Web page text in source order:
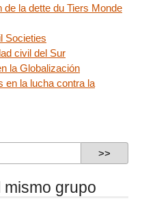
de la dette du Tiers Monde
Societies
civil del Sur
la Globalización
en la lucha contra la
grupo